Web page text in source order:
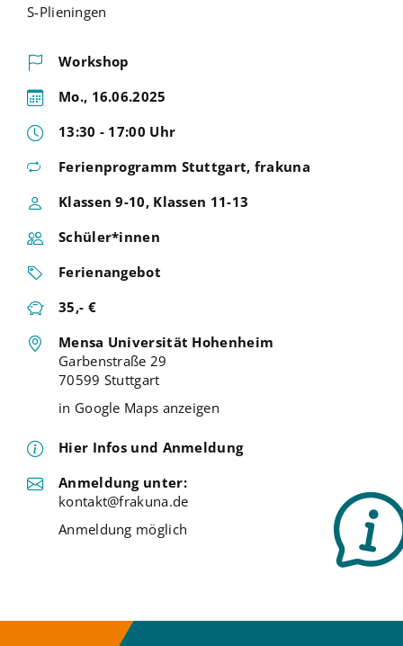
S-Plieningen
Workshop
Mo., 16.06.2025
13:30 - 17:00 Uhr
Ferienprogramm Stuttgart, frakuna
Klassen 9-10, Klassen 11-13
Schüler*innen
Ferienangebot
35,- €
Mensa Universität Hohenheim
Garbenstraße 29
70599 Stuttgart
in Google Maps anzeigen
Hier Infos und Anmeldung
Anmeldung unter:
kontakt@frakuna.de
Anmeldung möglich